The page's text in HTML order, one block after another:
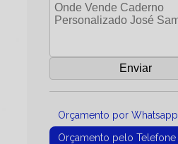
Orçamento por Whatsapp
Orçamento pelo Telefone